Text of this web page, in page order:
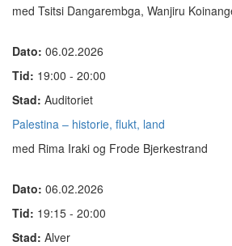
med Tsitsi Dangarembga, Wanjiru
Dato: 06.02.2026
Tid: 19:00 - 20:00
Stad: Auditoriet
Palestina – historie, flukt, land
med Rima Iraki og Frode Bjerkestrand
Dato: 06.02.2026
Tid: 19:15 - 20:00
Stad: Alver